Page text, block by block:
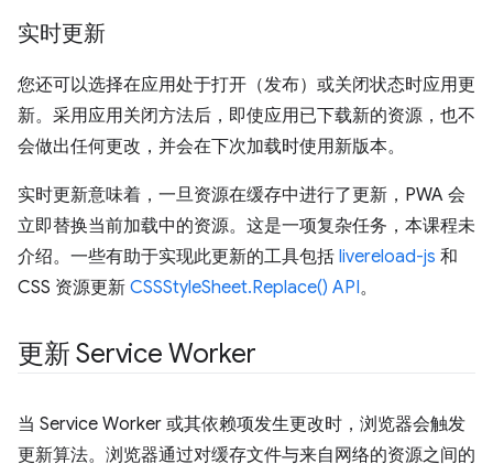
实时更新
您还可以选择在应用处于打开（发布）或关闭状态时应用更
新。采用应用关闭方法后，即使应用已下载新的资源，也不
会做出任何更改，并会在下次加载时使用新版本。
实时更新意味着，一旦资源在缓存中进行了更新，PWA 会
立即替换当前加载中的资源。这是一项复杂任务，本课程未
介绍。一些有助于实现此更新的工具包括 livereload-js 和
CSS 资源更新 CSSStyleSheet.Replace() API。
更新 Service Worker
当 Service Worker 或其依赖项发生更改时，浏览器会触发
更新算法。浏览器通过对缓存文件与来自网络的资源之间的